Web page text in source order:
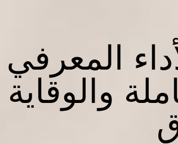
المعرفي
والوقاية